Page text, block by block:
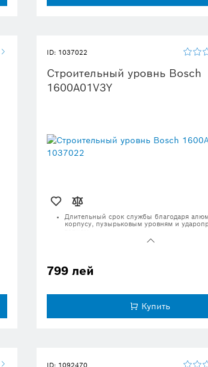
ID: 1037022
Строительный уровнь Bosch
1600A01V3Y
Длительный срок службы благодаря
корпусу, пузырьковым уровням и
Тонкий алюминиевый корпус и рельефная
Комфортное использование благодаря
и повышенной читаемости
799 лей
Купить
ID: 1092470